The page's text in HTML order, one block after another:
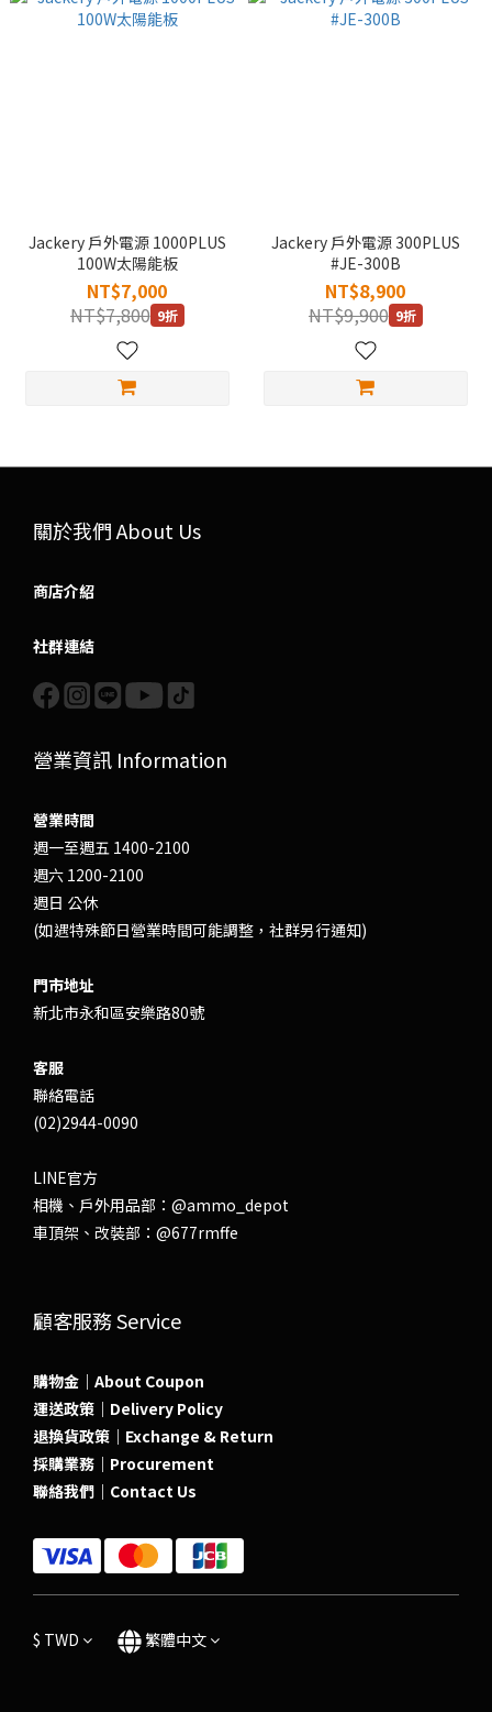
Jackery 戶外電源 1000PLUS
100W太陽能板
NT$7,000
NT$7,800 9折
Jackery 戶外電源 300PLUS
#JE-300B
NT$8,900
NT$9,900 9折
關於我們 About Us
商店介紹
社群連結
營業資訊 Information
營業時間
週一至週五 1400-2100
週六 1200-2100
週日 公休
(如遇特殊節日營業時間可能調整，社群另行通知)
門市地址
新北市永和區安樂路80號
客服
聯絡電話
(02)2944-0090
LINE官方
相機、戶外用品部： @ammo_depot
車頂架、改裝部： @677rmffe
顧客服務 Service
購物金｜About Coupon
運送政策｜Delivery Policy
退換貨政策｜Exchange & Return
採購業務｜Procurement
聯絡我們｜Contact Us
$ TWD 繁體中文